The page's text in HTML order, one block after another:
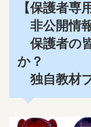
【保護者専
非公開情
保護者の
か？
独自教材